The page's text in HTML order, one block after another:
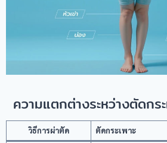
ความแตกต่างระหว่างตัดกร
วิธีการผ่าตัด ตัดกระเพาะ